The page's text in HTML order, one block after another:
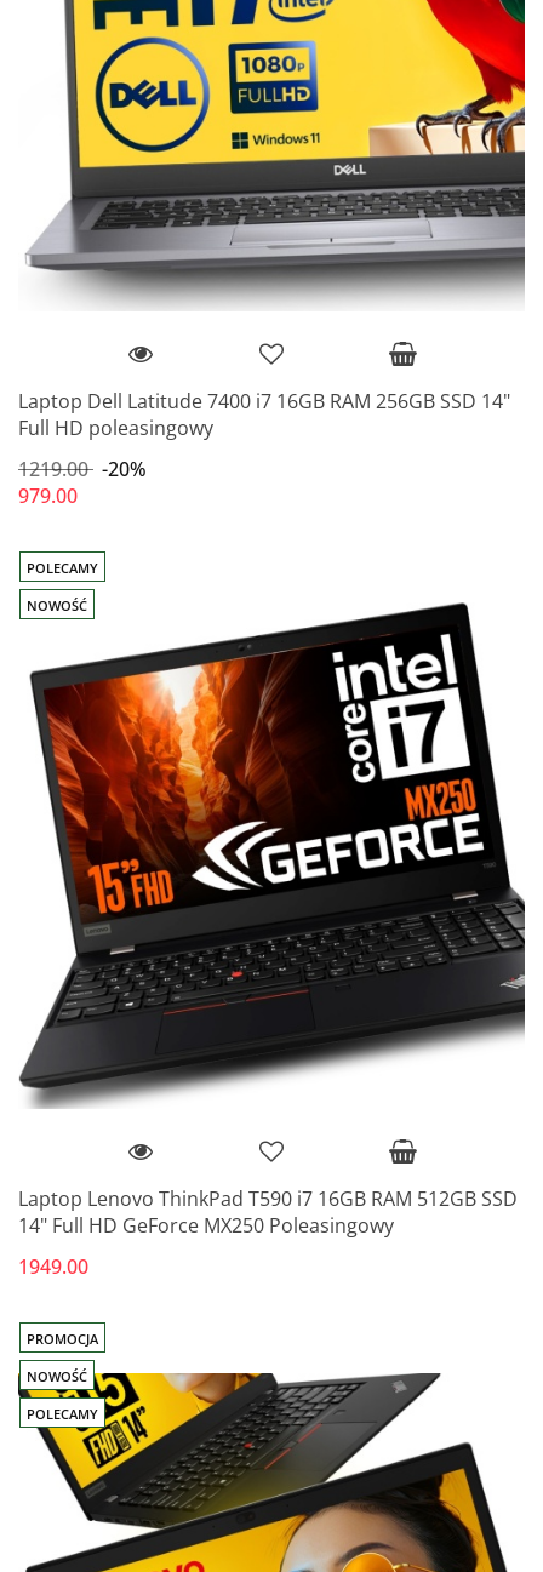
Laptop Dell Latitude 7400 i7 16GB RAM 256GB SSD 14"
Full HD poleasingowy
1219.00 -20%
979.00
POLECAMY
NOWOŚĆ
Laptop Lenovo ThinkPad T590 i7 16GB RAM 512GB SSD
14" Full HD GeForce MX250 Poleasingowy
1949.00
PROMOCJA
NOWOŚĆ
POLECAMY